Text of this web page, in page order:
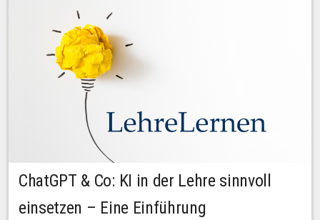
ChatGPT & Co: KI in der Lehre sinnvoll
einsetzen – Eine Einführung